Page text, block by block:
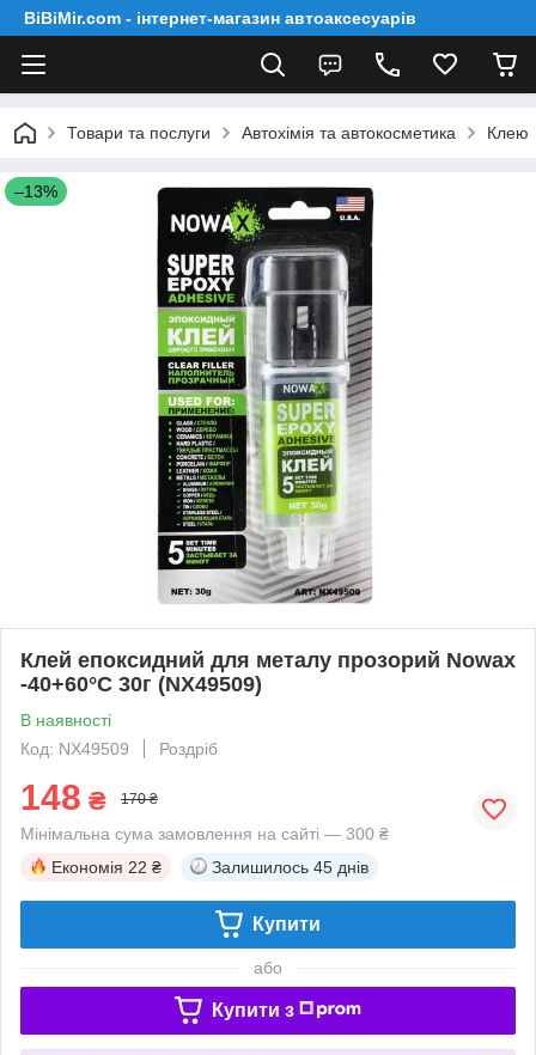
BiBiMir.com - інтернет-магазин автоаксесуарів
Товари та послуги Автохімія та автокосметика Клею
–13%
Клей епоксидний для металу прозорий Nowax
-40+60°С 30г (NX49509)
В наявності
Код: NX49509
Роздріб
148 ₴ 170 ₴
Мінімальна сума замовлення на сайті — 300 ₴
Економія 22 ₴ Залишилось 45 днів
Купити
або
Купити з